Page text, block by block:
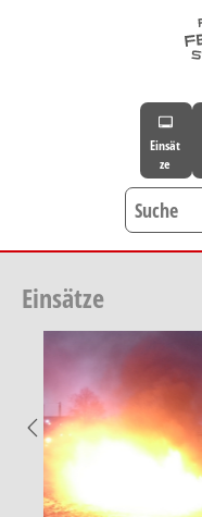
Einsät
ze
Einsätze
Previous